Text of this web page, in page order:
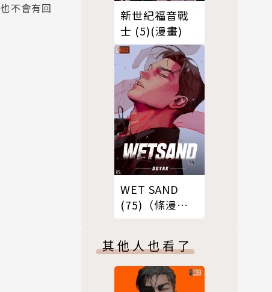
不會有回
新世紀福音戰
士 (5)(漫畫)
WET SAND
(75)（條漫
其他人也看了